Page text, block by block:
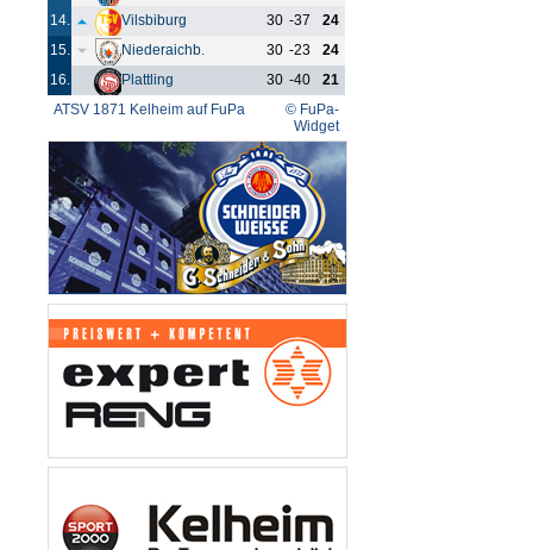
14.
Vilsbiburg 30 -37
24
15.
Niederaichb. 30 -23
24
16.
Plattling 30 -40
21
ATSV 1871 Kelheim auf FuPa
© FuPa-
Widget